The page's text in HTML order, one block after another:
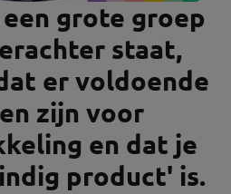
grote groep
staat,
er voldoende
zijn voor
en dat je
product' is.